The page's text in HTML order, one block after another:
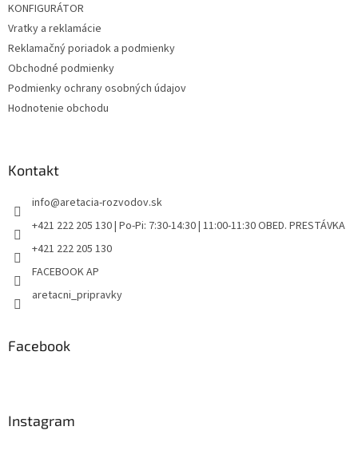
KONFIGURÁTOR
Vratky a reklamácie
Reklamačný poriadok a podmienky
Obchodné podmienky
Podmienky ochrany osobných údajov
Hodnotenie obchodu
Kontakt
info@aretacia-rozvodov.sk
+421 222 205 130 | Po-Pi: 7:30-14:30 | 11:00-11:30 OBED. PRESTÁVKA
+421 222 205 130
FACEBOOK AP
aretacni_pripravky
Facebook
Instagram